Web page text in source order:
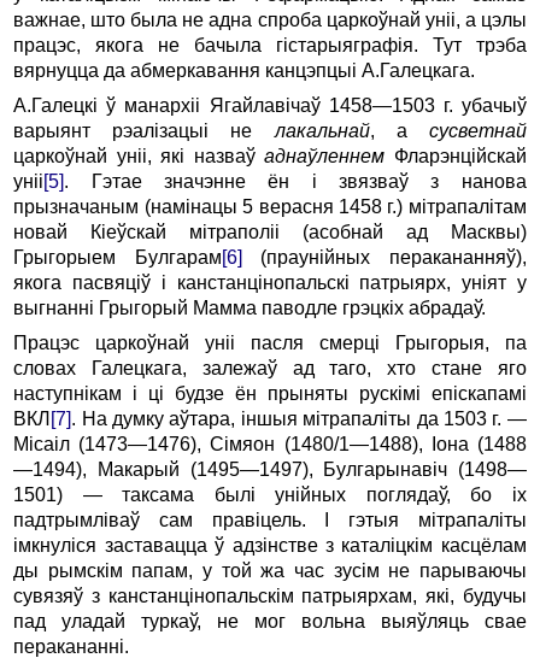
важнае, што была не адна спроба царкоўнай уніі, а цэлы
працэс, якога не бачыла гістарыяграфія. Тут трэба
вярнуцца да абмеркавання канцэпцыі А.Галецкага.
А.Галецкі ў манархіі Ягайлавічаў 1458—1503 г. убачыў
варыянт рэалізацыі не лакальнай, а сусветнай
царкоўнай уніі, які назваўаднаўленнем Фларэнційскай
уніі[5]. Гэтае значэнне ён і звязваў з нанова
прызначаным (намінацы 5 верасня 1458 г.) мітрапалітам
новай Кіеўскай мітраполіі (асобнай ад Масквы)
Грыгорыем Булгарам[6]
(праунійных перакананняў),
якога пасвяціў і канстанцінопальскі патрыярх, уніят у
выгнанні Грыгорый Мамма паводле грэцкіх абрадаў.
Працэс царкоўнай уніі пасля смерці Грыгорыя, па
словах Галецкага, залежаў ад таго, хто стане яго
наступнікам і ці будзе ён прыняты рускімі епіскапамі
ВКЛ [7]. На думку аўтара, іншыя мітрапаліты да 1503 г. —
Місаіл (1473—1476), Сімяон (1480/1—1488), Іона (1488
—1494), Макарый (1495—1497), Булгарынавіч (1498—
1501) — таксама былі унійных поглядаў, бо іх
падтрымліваў сам правіцель. І гэтыя мітрапаліты
імкнуліся заставацца ў адзінстве з каталіцкім касцёлам
ды рымскім папам, у той жа час зусім не парываючы
сувязяў з канстанцінопальскім патрыярхам, які, будучы
пад уладай туркаў, не мог вольна выяўляць свае
перакананні.